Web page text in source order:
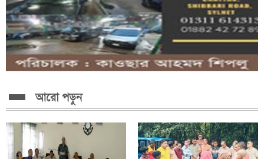
আরো পড়ুন